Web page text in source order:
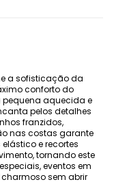
a sofisticação da
conforto do
aquecida e
pelos detalhes
franzidos,
nas costas garante
e recortes
tornando este
eventos em
sem abrir